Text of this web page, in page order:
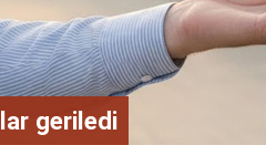
kat büyüdü